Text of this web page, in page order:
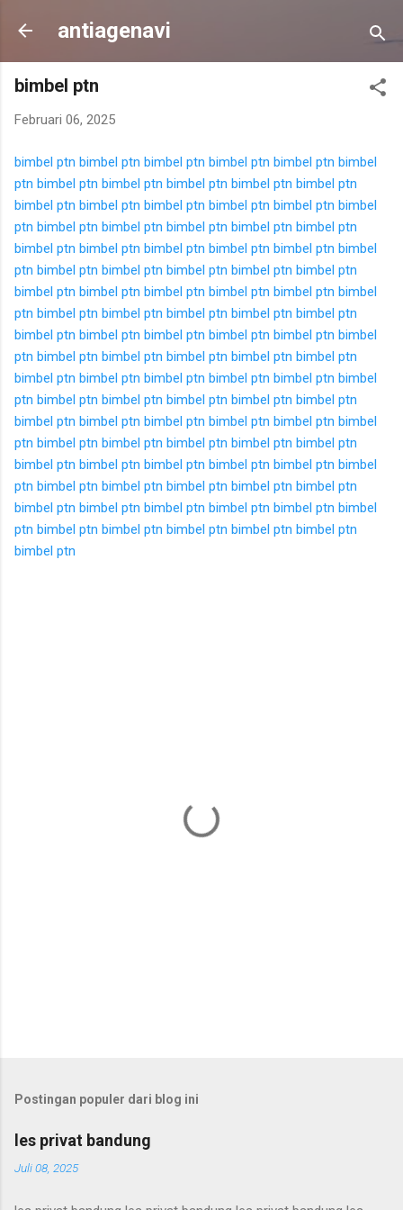
Langsung ke konten utama
antiagenavi
bimbel ptn
Februari 06, 2025
bimbel ptn bimbel ptn bimbel ptn bimbel ptn bimbel ptn bimbel
ptn bimbel ptn bimbel ptn bimbel ptn bimbel ptn bimbel ptn
bimbel ptn bimbel ptn bimbel ptn bimbel ptn bimbel ptn bimbel
ptn bimbel ptn bimbel ptn bimbel ptn bimbel ptn bimbel ptn
bimbel ptn bimbel ptn bimbel ptn bimbel ptn bimbel ptn bimbel
ptn bimbel ptn bimbel ptn bimbel ptn bimbel ptn bimbel ptn
bimbel ptn bimbel ptn bimbel ptn bimbel ptn bimbel ptn bimbel
ptn bimbel ptn bimbel ptn bimbel ptn bimbel ptn bimbel ptn
bimbel ptn bimbel ptn bimbel ptn bimbel ptn bimbel ptn bimbel
ptn bimbel ptn bimbel ptn bimbel ptn bimbel ptn bimbel ptn
bimbel ptn bimbel ptn bimbel ptn bimbel ptn bimbel ptn bimbel
ptn bimbel ptn bimbel ptn bimbel ptn bimbel ptn bimbel ptn
bimbel ptn bimbel ptn bimbel ptn bimbel ptn bimbel ptn bimbel
ptn bimbel ptn bimbel ptn bimbel ptn bimbel ptn bimbel ptn
bimbel ptn bimbel ptn bimbel ptn bimbel ptn bimbel ptn bimbel
ptn bimbel ptn bimbel ptn bimbel ptn bimbel ptn bimbel ptn
bimbel ptn bimbel ptn bimbel ptn bimbel ptn bimbel ptn bimbel
ptn bimbel ptn bimbel ptn bimbel ptn bimbel ptn bimbel ptn
bimbel ptn
Postingan populer dari blog ini
les privat bandung
Juli 08, 2025